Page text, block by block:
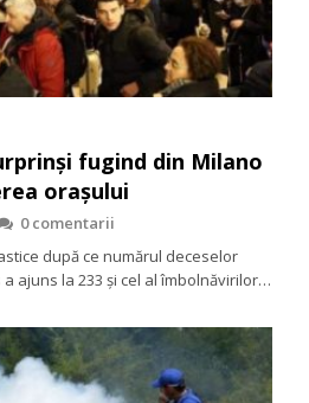
fugind din Milano
orașului
0 comentarii
după ce numărul deceselor
ajuns la 233 și cel al îmbolnăvirilor…